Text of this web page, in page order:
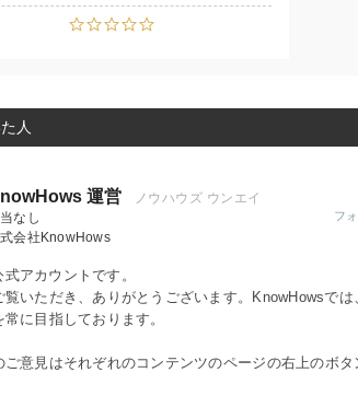
人
運営
なし
会社KnowHows
アカウントです。
覧いただき、ありがとうございます。KnowHowsで
常に目指しております。
意見はそれぞれのコンテンツのページの右上のボタ